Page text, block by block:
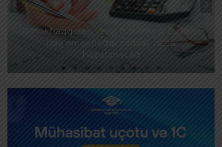
Əməkhaqqıdan vergi tutulması: 2026-cı
ildə əməkhaqqı cədvəli necə
hazırlanacaq